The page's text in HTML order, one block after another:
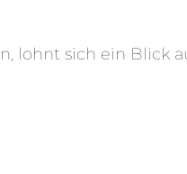
lohnt sich ein Blick